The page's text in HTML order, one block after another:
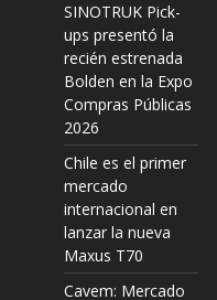
SINOTRUK Pick-
ups presentó la
recién estrenada
Bolden en la Expo
Compras Públicas
2026
Chile es el primer
mercado
internacional en
lanzar la nueva
Maxus T70
Cavem: Mercado